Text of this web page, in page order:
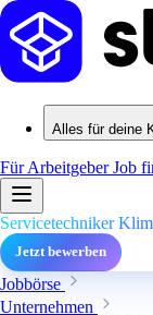
Alles für deine
Für ArbeitgeberJob
Servicetechniker
Jetzt bewerben
Jobbörse
Unternehmen